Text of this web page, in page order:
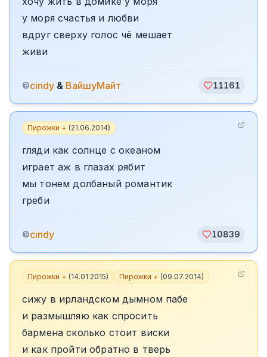
у моря счастья и любви
вдруг сверху голос чё мешает
живи
©cindy & ВайшуМайт 11161
Пирожки + (21.06.2014)
гляди как солнце с океаном
играет аж в глазах рябит
мы тонем долбаный романтик
греби
©cindy 10839
Пирожки + (14.01.2015) Пирожки + (09.07.2014)
сижу в ирландском дымном пабе
и размышляю как спросить
бармена сколько стоит виски
и как пройти обратно в тверь